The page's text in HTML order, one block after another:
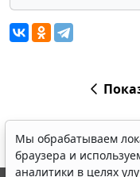
Мы обрабатываем
браузера и
аналитики в целях